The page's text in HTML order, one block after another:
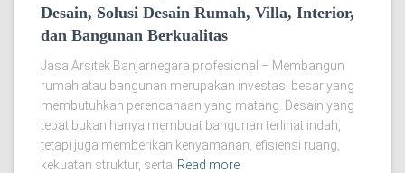
Desain, Solusi Desain Rumah, Villa, Interior,
dan Bangunan Berkualitas
Jasa Arsitek Banjarnegara profesional – Membangun
rumah atau bangunan merupakan investasi besar yang
membutuhkan perencanaan yang matang. Desain yang
tepat bukan hanya membuat bangunan terlihat indah,
tetapi juga memberikan kenyamanan, efisiensi ruang,
kekuatan struktur, serta Read more